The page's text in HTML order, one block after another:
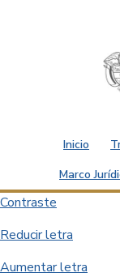
Saltar al contenido
Inicio
Marco
Contraste
Reducir letra
Aumentar letra